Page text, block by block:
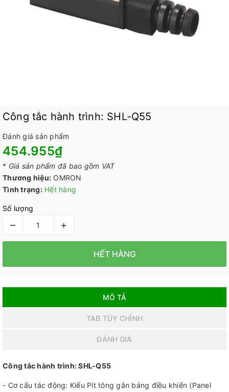
Công tắc hành trình: SHL-Q55
Đánh giá sản phẩm
454.955₫
* Giá sản phẩm đã bao gồm VAT
Thương hiệu: OMRON
Tình trạng: Hết hàng
Số lượng
– +
HẾT HÀNG
MÔ TẢ
TAB TÙY CHỈNH
ĐÁNH GIÁ
Công tắc hành trình: SHL-Q55
- Cơ cấu tác động: Kiểu Pít tông gắn bảng điều khiển (Panel